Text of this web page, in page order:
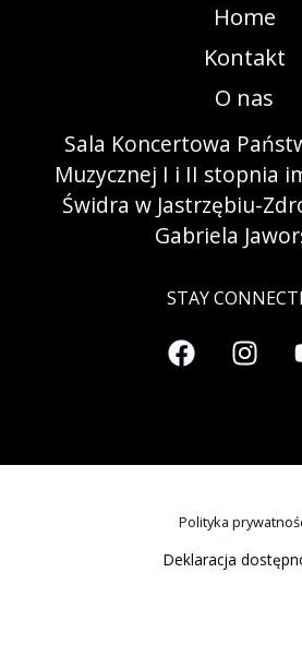
Home
Kontakt
O nas
Sala Koncertowa
Muzycznej I i II stopnia
Świdra w Jastrzębiu-
Gabriela
STAY
Polityka
Deklaracja